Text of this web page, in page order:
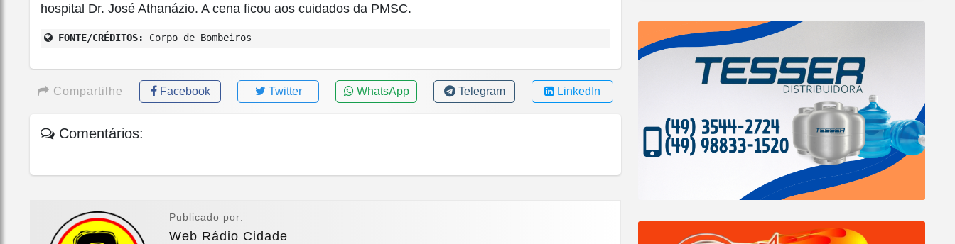
hospital Dr. José Athanázio. A cena ficou aos cuidados da PMSC.
FONTE/CRÉDITOS: Corpo de Bombeiros
Compartilhe Facebook Twitter WhatsApp Telegram LinkedIn
Comentários:
Publicado por:
Web Rádio Cidade